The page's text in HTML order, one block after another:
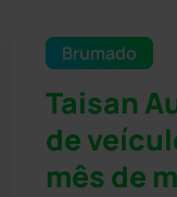
Brumado
Taisan
de
mês de